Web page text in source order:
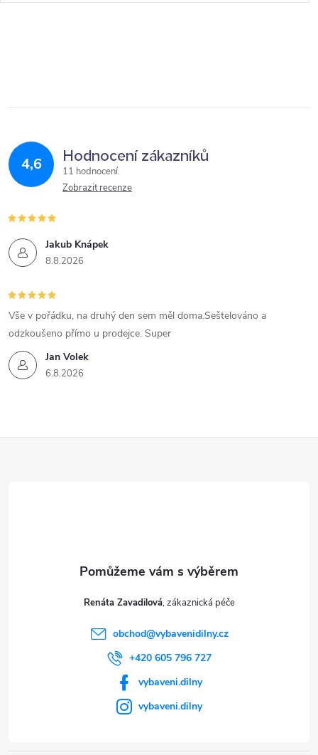
4,6 Hodnocení zákazníků
11 hodnocení
Zobrazit recenze
Jakub Knápek
8.8.2026
Jan Volek
6.8.2026
Vše v pořádku, na druhý den sem měl doma.Seštelováno a
odzkoušeno přímo u prodejce. Super
Renáta Zavadilová
obchod@vybavenidilny.cz
+420 605 796 727
vybaveni.dilny
vybaveni.dilny